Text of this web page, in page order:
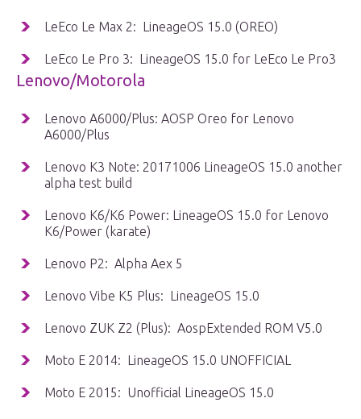
LeEco Le Max 2: LineageOS 15.0 (OREO)
LeEco Le Pro 3: LineageOS 15.0 for LeEco Le Pro3
Lenovo/Motorola
Lenovo A6000/Plus: AOSP Oreo for Lenovo
A6000/Plus
Lenovo K3 Note: 20171006 LineageOS 15.0 another
alpha test build
Lenovo K6/K6 Power: LineageOS 15.0 for Lenovo
K6/Power (karate)
Lenovo P2: Alpha Aex 5
Lenovo Vibe K5 Plus: LineageOS 15.0
Lenovo ZUK Z2 (Plus): AospExtended ROM V5.0
Moto E 2014: LineageOS 15.0 UNOFFICIAL
Moto E 2015: Unofficial LineageOS 15.0